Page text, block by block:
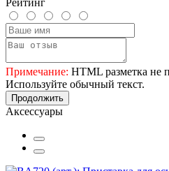
Примечание: HTML разметка не
Используйте обычный текст.
Продолжить
Аксессуары